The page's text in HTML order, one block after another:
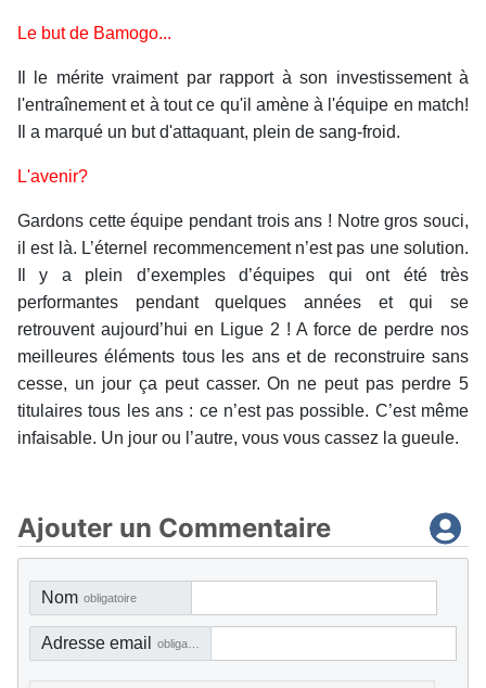
Le but de Bamogo...
Il le mérite vraiment par rapport à son investissement à
l'entraînement et à tout ce qu'il amène à l'équipe en match!
Il a marqué un but d'attaquant, plein de sang-froid.
L'avenir?
Gardons cette équipe pendant trois ans ! Notre gros souci,
il est là. L’éternel recommencement n’est pas une solution.
Il y a plein d’exemples d’équipes qui ont été très
performantes pendant quelques années et qui se
retrouvent aujourd’hui en Ligue 2 ! A force de perdre nos
meilleures éléments tous les ans et de reconstruire sans
cesse, un jour ça peut casser. On ne peut pas perdre 5
titulaires tous les ans : ce n’est pas possible. C’est même
infaisable. Un jour ou l’autre, vous vous cassez la gueule.
Ajouter un Commentaire
Nom obligatoire
Adresse email